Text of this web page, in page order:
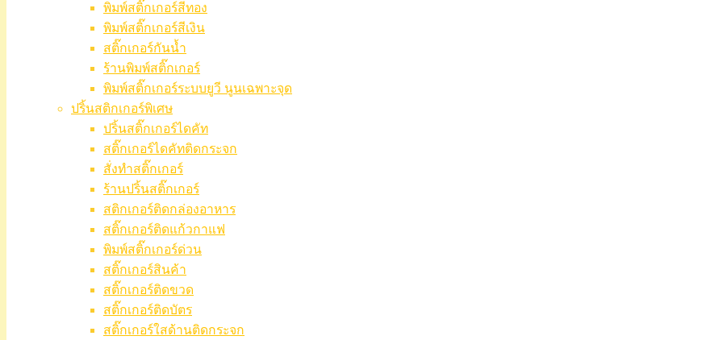
พิมพ์สติ๊กเกอร์สีทอง
พิมพ์สติ๊กเกอร์สีเงิน
สติ๊กเกอร์กันน้ำ
ร้านพิมพ์สติ๊กเกอร์
พิมพ์สติ๊กเกอร์ระบบยูวี นูนเฉพาะจุด
ปริ้นสติกเกอร์พิเศษ
ปริ้นสติ๊กเกอร์ไดคัท
สติ๊กเกอร์ไดคัทติดกระจก
สั่งทำสติ๊กเกอร์
ร้านปริ้นสติ๊กเกอร์
สติกเกอร์ติดกล่องอาหาร
สติ๊กเกอร์ติดแก้วกาแฟ
พิมพ์สติ๊กเกอร์ด่วน
สติ๊กเกอร์สินค้า
สติ๊กเกอร์ติดขวด
สติ๊กเกอร์ติดบัตร
สติ๊กเกอร์ใสด้านติดกระจก